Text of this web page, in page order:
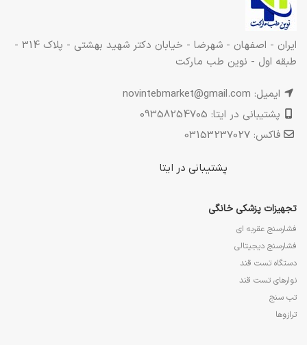
ایران - اصفهان - شهرضا - خیابان دکتر شهید بهشتی - پلاک 314 -
طبقه اول - نوین طب مارکت
ایمیل: novintebmarket@gmail.com
پشتیبانی در ایتا: 09358254705
فاکس: 03153237027
پشتیبانی در ایتا
تجهیزات پزشکی خانگی
فشارسنج عقربه ای
فشارسنج دیجیتالی
دستگاه تست قند
نوارهای تست قند
تب سنج
ترازوها